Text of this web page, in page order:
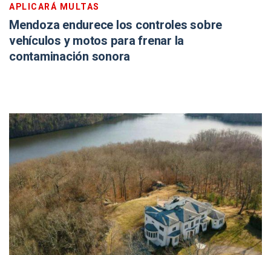
APLICARÁ MULTAS
Mendoza endurece los controles sobre
vehículos y motos para frenar la
contaminación sonora